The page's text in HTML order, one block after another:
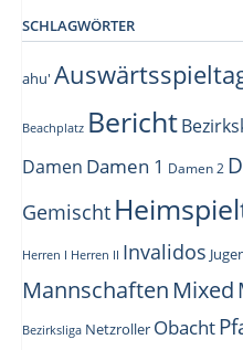
SCHLAGWÖRTER
ahu'
Beachplatz Bericht
Damen Damen 1 Damen 2
Gemischt
Herren I Herren II Invalidos
Mannschaften Mixed
Bezirksliga Netzroller Obacht